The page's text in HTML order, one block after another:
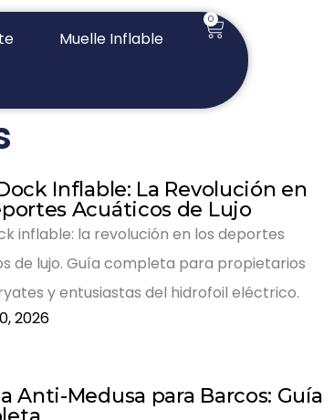
Muelle Inflable
0
Inflable: La Revolución en
Acuáticos de Lujo
inflable: la revolución en los deportes
de lujo. Guía completa para propietarios
y entusiastas del hidrofoil eléctrico.
2026
Anti-Medusa para Barcos: Guía